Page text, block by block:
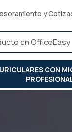
y
CON
sus tarjetas pvc?